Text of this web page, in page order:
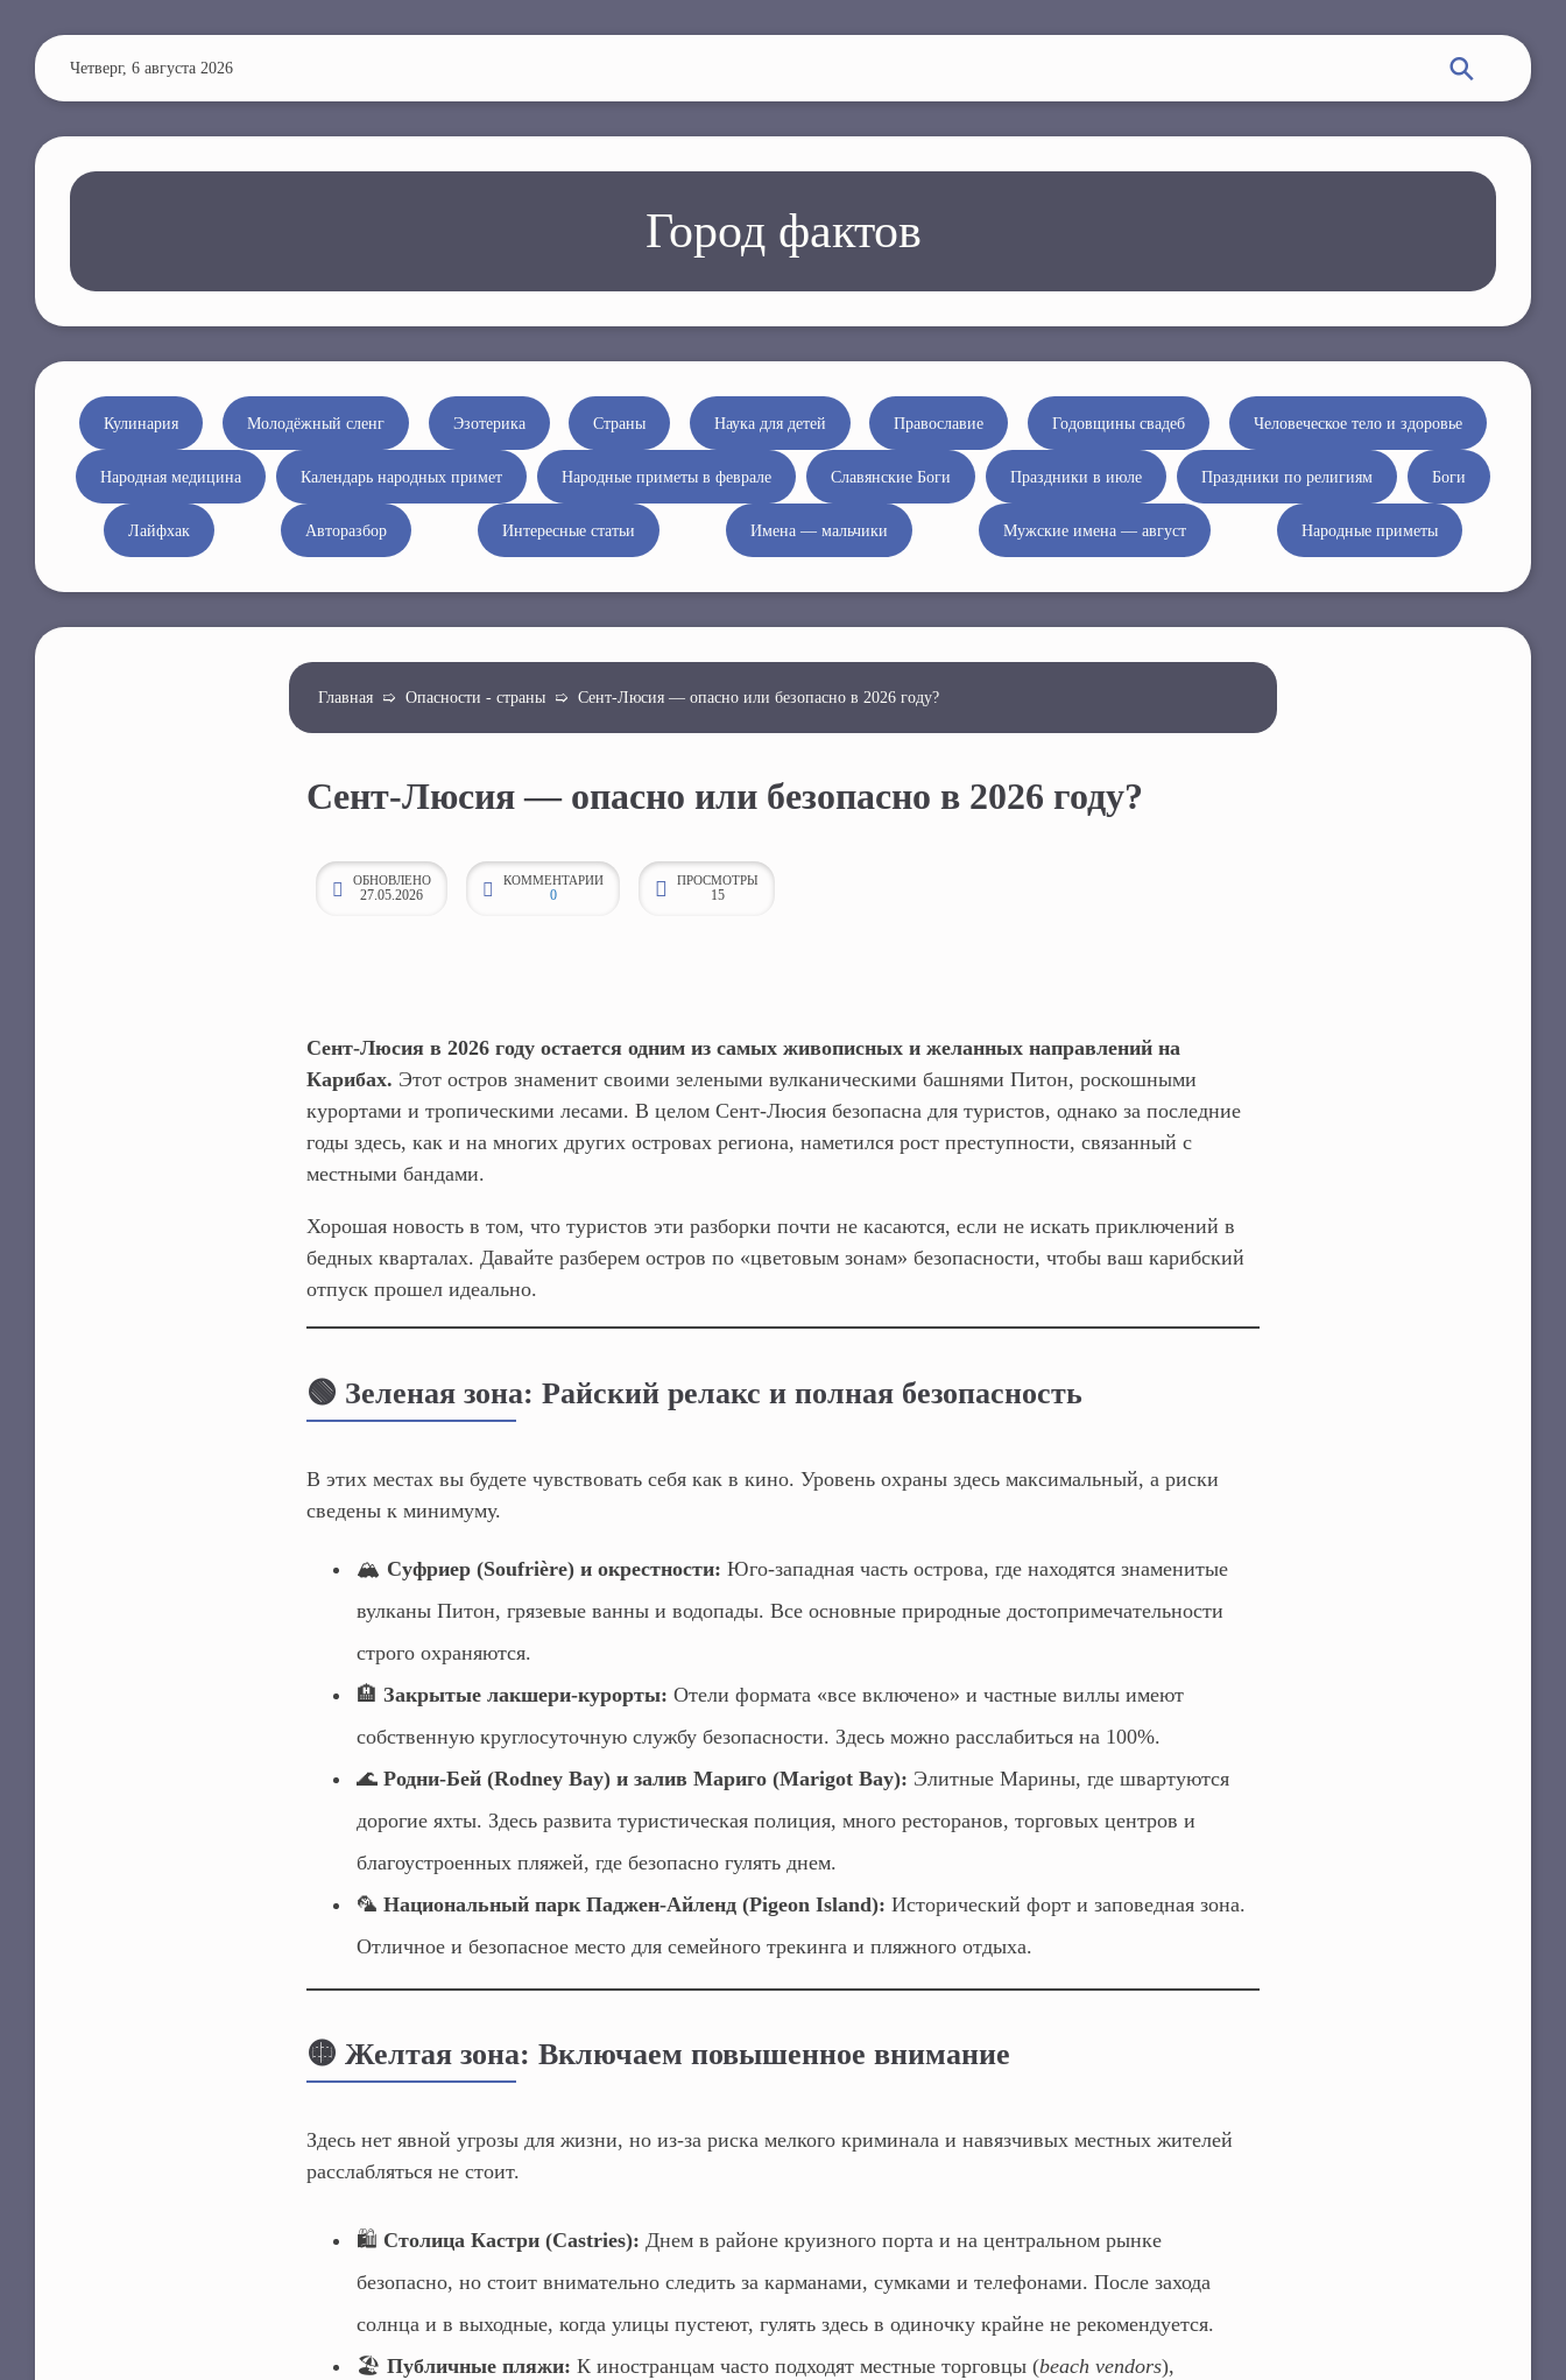
е
р
й
т
с
в
о
т
Четверг, 6 августа 2026
Город фактов
Кулинария Молодёжный сленг Эзотерика Страны Наука для детей Православие Годовщины свадеб Человеческое тело и здоровье
Народная медицина Календарь народных примет Народные приметы в феврале Славянские Боги Праздники в июле Праздники по религиям Боги
Лайфхак Авторазбор Интересные статьи Имена — мальчики Мужские имена — август Народные приметы
Главная➯ Опасности - страны➯ Сент-Люсия — опасно или безопасно в 2026 году?
Сент-Люсия — опасно или безопасно в 2026 году?
ОБНОВЛЕНО
27.05.2026
КОММЕНТАРИИ
0
ПРОСМОТРЫ
15
Сент-Люсия в 2026 году остается одним из самых живописных и желанных направлений на
Карибах. Этот остров знаменит своими зелеными вулканическими башнями Питон, роскошными
курортами и тропическими лесами. В целом Сент-Люсия безопасна для туристов, однако за последние
годы здесь, как и на многих других островах региона, наметился рост преступности, связанный с
местными бандами.
Хорошая новость в том, что туристов эти разборки почти не касаются, если не искать приключений в
бедных кварталах. Давайте разберем остров по «цветовым зонам» безопасности, чтобы ваш карибский
отпуск прошел идеально.
🟢 Зеленая зона: Райский релакс и полная безопасность
В этих местах вы будете чувствовать себя как в кино. Уровень охраны здесь максимальный, а риски
сведены к минимуму.
🏔️ Суфриер (Soufrière) и окрестности: Юго-западная часть острова, где находятся знаменитые
вулканы Питон, грязевые ванны и водопады. Все основные природные достопримечательности
строго охраняются.
🏨 Закрытые лакшери-курорты: Отели формата «все включено» и частные виллы имеют
собственную круглосуточную службу безопасности. Здесь можно расслабиться на 100%.
🌊 Родни-Бей (Rodney Bay) и залив Мариго (Marigot Bay): Элитные Марины, где швартуются
дорогие яхты. Здесь развита туристическая полиция, много ресторанов, торговых центров и
благоустроенных пляжей, где безопасно гулять днем.
🦜 Национальный парк Паджен-Айленд (Pigeon Island): Исторический форт и заповедная зона.
Отличное и безопасное место для семейного трекинга и пляжного отдыха.
🟡 Желтая зона: Включаем повышенное внимание
Здесь нет явной угрозы для жизни, но из-за риска мелкого криминала и навязчивых местных жителей
расслабляться не стоит.
🛍️ Столица Кастри (Castries): Днем в районе круизного порта и на центральном рынке
безопасно, но стоит внимательно следить за карманами, сумками и телефонами. После захода
солнца и в выходные, когда улицы пустеют, гулять здесь в одиночку крайне не рекомендуется.
🏖️ Публичные пляжи: К иностранцам часто подходят местные торговцы (beach vendors),